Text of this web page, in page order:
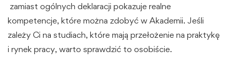
zamiast ogólnych deklaracji pokazuje realne
kompetencje, które można zdobyć w Akademii. Jeśli
zależy Ci na studiach, które mają przełożenie na praktykę
i rynek pracy, warto sprawdzić to osobiście.